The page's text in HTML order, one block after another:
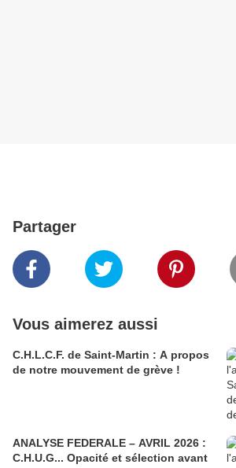
Partager
Vous aimerez aussi
C.H.L.C.F. de Saint-Martin : A propos
de notre mouvement de grève !
ANALYSE FEDERALE – AVRIL 2026 :
C.H.U.G... Opacité et sélection avant